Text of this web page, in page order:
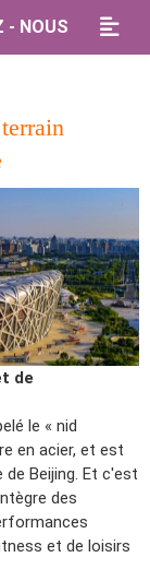
- NOUS
de
le « nid
en acier, et est
Beijing. Et c'est
des
et de loisirs